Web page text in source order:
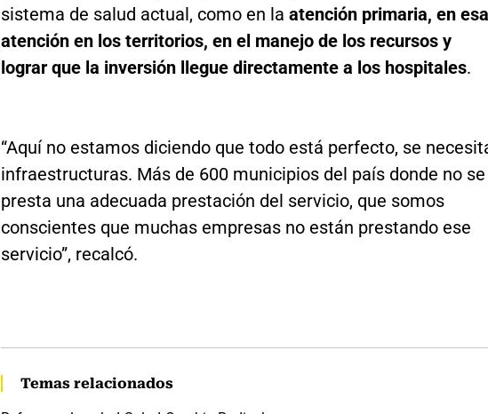
sistema de salud actual, como en la atención primaria, en esa
atención en los territorios, en el manejo de los recursos y
lograr que la inversión llegue directamente a los hospitales.
“Aquí no estamos diciendo que todo está perfecto, se
infraestructuras. Más de 600 municipios del país donde no se
presta una adecuada prestación del servicio, que somos
conscientes que muchas empresas no están prestando ese
servicio”, recalcó.
Temas relacionados